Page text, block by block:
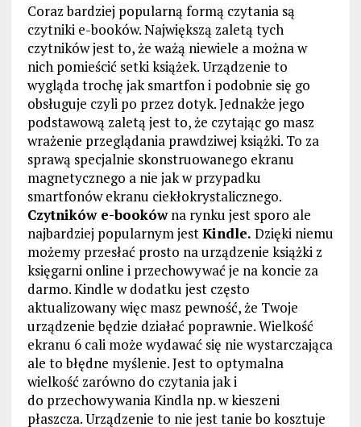
Coraz bardziej popularną formą czytania są
czytniki e-booków. Największą zaletą tych
czytników jest to, że ważą niewiele a można w
nich pomieścić setki książek. Urządzenie to
wygląda trochę jak smartfon i podobnie się go
obsługuje czyli po przez dotyk. Jednakże jego
podstawową zaletą jest to, że czytając go masz
wrażenie przeglądania prawdziwej książki. To za
sprawą specjalnie skonstruowanego ekranu
magnetycznego a nie jak w przypadku
smartfonów ekranu ciekłokrystalicznego.
Czytników e-bookówna rynku jest sporo ale
najbardziej popularnym jestKindle. Dzięki niemu
możemy przesłać prosto na urządzenie książki z
księgarni online i przechowywać je na koncie za
darmo. Kindle w dodatku jest często
aktualizowany więc masz pewność, że Twoje
urządzenie będzie działać poprawnie. Wielkość
ekranu 6 cali może wydawać się nie wystarczająca
ale to błędne myślenie. Jest to optymalna
wielkość zarówno do czytania jak i
do przechowywania Kindla np. w kieszeni
płaszcza. Urządzenie to nie jest tanie bo kosztuje